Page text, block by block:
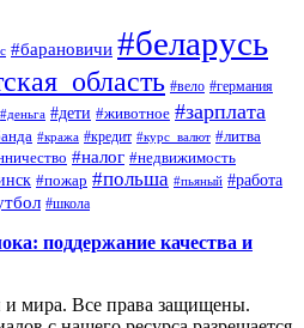
#барановичи #беларусь
#вело #германия
#деньга #дети #животное #зарплата
#кража #кредит #курс_валют #литва
#налог #недвижимость
#пожар #польша #пьяный #работа
#школа
поддержание качества и
и мира. Все права защищены.